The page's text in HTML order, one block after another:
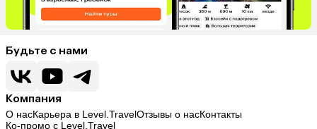
Будьте с нами
Компания
О насКарьера в Level.TravelОтзывы о насКонтакты
Ко-промо с Level.Travel